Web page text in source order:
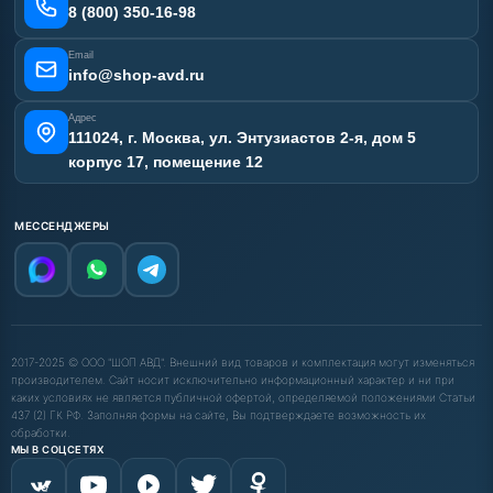
Наши работы
Карта сайта
8 (800) 350-16-98
Email
info@shop-avd.ru
Адрес
111024, г. Москва, ул. Энтузиастов 2-я, дом 5
корпус 17, помещение 12
МЕССЕНДЖЕРЫ
2017-2025 © ООО "ШОП АВД". Внешний вид товаров и комплектация могут изменяться
производителем. Сайт носит исключительно информационный характер и ни при
каких условиях не является публичной офертой, определяемой положениями Статьи
437 (2) ГК РФ. Заполняя формы на сайте, Вы подтверждаете возможность их
обработки.
МЫ В СОЦСЕТЯХ